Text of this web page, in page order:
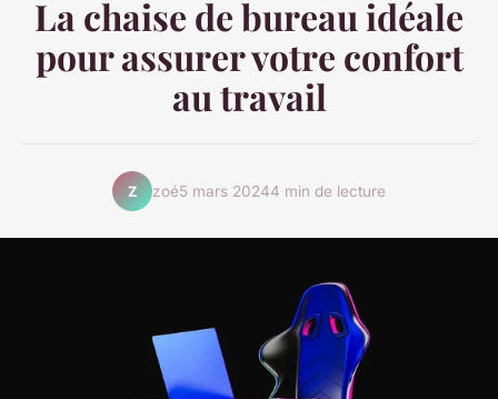
La chaise de bureau idéale
pour assurer votre confort
au travail
Z zoé5 mars 20244 min de lecture